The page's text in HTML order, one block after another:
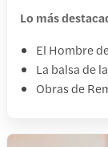
Lo más
El Hombre
La balsa de
Obras de